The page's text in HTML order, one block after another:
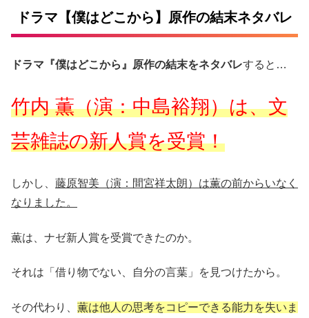
ドラマ【僕はどこから】原作の結末ネタバレ
ドラマ『僕はどこから』原作の結末をネタバレすると…
竹内 薫（演：中島裕翔）は、文
芸雑誌の新人賞を受賞！
しかし、 藤原智美（演：間宮祥太朗）は薫の前からいなく
なりました。
薫は、ナゼ新人賞を受賞できたのか。
それは「借り物でない、自分の言葉」を見つけたから。
その代わり、 薫は他人の思考をコピーできる能力を失いま